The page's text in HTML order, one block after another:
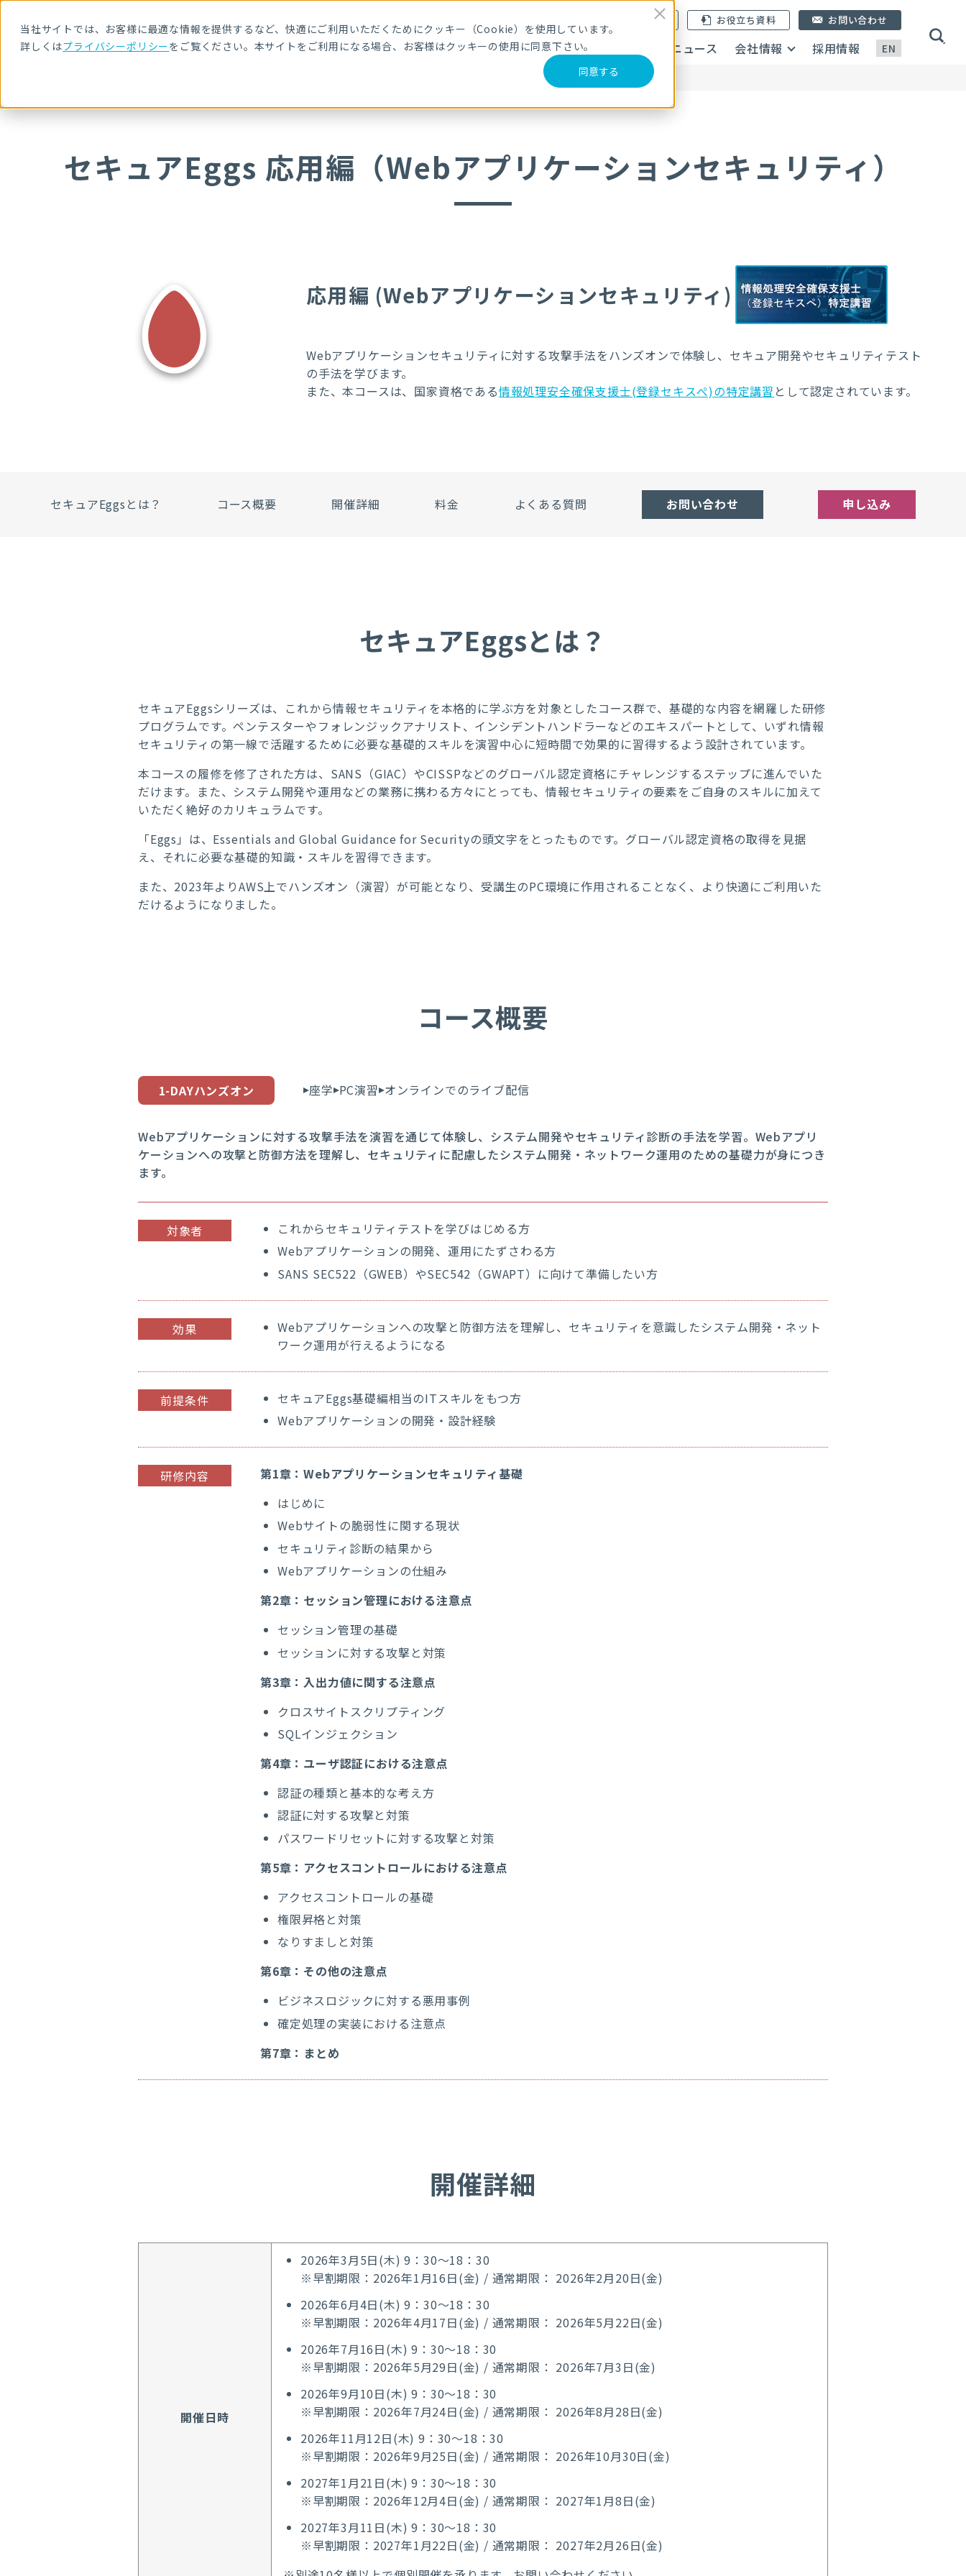
当社サイトでは、お客様に最適な情報を提供するなど、快適にご利用いただくためにクッキー（Cookie）を使用しています。
詳しくはプライバシーポリシーをご覧ください。本サイトをご利用になる場合、お客様はクッキーの使用に同意下さい。
同意する
EN
メールマガジン登録 お役立ち資料
サービス・製品 導入事例 セミナー ブログ ニュース 会社情報 採用情報
お問い合わせ
セキュアEggs 応用編（Webアプリケーションセキュリティ）
セキュアEggs 応用編 （Webアプリケーションセキュリティ）
応用編 (Webアプリケーションセキュリティ)
Webアプリケーションセキュリティに対する攻撃手法をハンズオンで体験し、セキュア開発やセキュリティテスト
の手法を学びます。
また、本コースは、国家資格である情報処理安全確保支援士(登録セキスぺ)の特定講習 として認定されています。
セキュアEggsとは？ コース概要 開催詳細 料金 よくある質問 お問い合わせ 申し込み
セキュアEggsとは？
セキュアEggsシリーズは、これから情報セキュリティを本格的に学ぶ方を対象としたコース群で、基礎的な内容を網羅した研修
プログラムです。ペンテスターやフォレンジックアナリスト、インシデントハンドラーなどのエキスパートとして、いずれ情報
セキュリティの第一線で活躍するために必要な基礎的スキルを演習中心に短時間で効果的に習得するよう設計されています。
本コースの履修を修了された方は、SANS（GIAC）やCISSPなどのグローバル認定資格にチャレンジするステップに進んでいた
だけます。また、システム開発や運用などの業務に携わる方々にとっても、情報セキュリティの要素をご自身のスキルに加えて
いただく絶好のカリキュラムです。
「Eggs」は、Essentials and Global Guidance for Securityの頭文字をとったものです。グローバル認定資格の取得を見据
え、それに必要な基礎的知識・スキルを習得できます。
また、2023年よりAWS上でハンズオン（演習）が可能となり、受講生のPC環境に作用されることなく、より快適にご利用いた
だけるようになりました。
コース概要
1-DAYハンズオン 座学 PC演習 オンラインでのライブ配信
Webアプリケーションに対する攻撃手法を演習を通じて体験し、システム開発やセキュリティ診断の手法を学習。Webアプリ
ケーションへの攻撃と防御方法を理解し、セキュリティに配慮したシステム開発・ネットワーク運用のための基礎力が身につき
ます。
対象者
これからセキュリティテストを学びはじめる方
Webアプリケーションの開発、運用にたずさわる方
SANS SEC522（GWEB）やSEC542（GWAPT）に向けて準備したい方
効果
Webアプリケーションへの攻撃と防御方法を理解し、セキュリティを意識したシステム開発・ネット
ワーク運用が行えるようになる
前提条件
セキュアEggs基礎編相当のITスキルをもつ方
Webアプリケーションの開発・設計経験
研修内容
第1章：Webアプリケーションセキュリティ基礎
はじめに
Webサイトの脆弱性に関する現状
セキュリティ診断の結果から
Webアプリケーションの仕組み
第2章：セッション管理における注意点
セッション管理の基礎
セッションに対する攻撃と対策
第3章：入出力値に関する注意点
クロスサイトスクリプティング
SQLインジェクション
第4章：ユーザ認証における注意点
認証の種類と基本的な考え方
認証に対する攻撃と対策
パスワードリセットに対する攻撃と対策
第5章：アクセスコントロールにおける注意点
アクセスコントロールの基礎
権限昇格と対策
なりすましと対策
第6章：その他の注意点
ビジネスロジックに対する悪用事例
確定処理の実装における注意点
第7章：まとめ
開催詳細
開催日時
2026年3月5日(木) 9：30～18：30
※早割期限：2026年1月16日(金) / 通常期限： 2026年2月20日(金)
2026年6月4日(木) 9：30～18：30
※早割期限：2026年4月17日(金) / 通常期限： 2026年5月22日(金)
2026年7月16日(木) 9：30～18：30
※早割期限：2026年5月29日(金) / 通常期限： 2026年7月3日(金)
2026年9月10日(木) 9：30～18：30
※早割期限：2026年7月24日(金) / 通常期限： 2026年8月28日(金)
2026年11月12日(木) 9：30～18：30
※早割期限：2026年9月25日(金) / 通常期限： 2026年10月30日(金)
2027年1月21日(木) 9：30～18：30
※早割期限：2026年12月4日(金) / 通常期限： 2027年1月8日(金)
2027年3月11日(木) 9：30～18：30
※早割期限：2027年1月22日(金) / 通常期限： 2027年2月26日(金)